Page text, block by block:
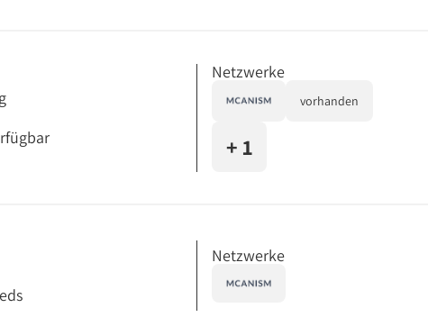
Netzwerke
vorhanden
+ 1
Netzwerke